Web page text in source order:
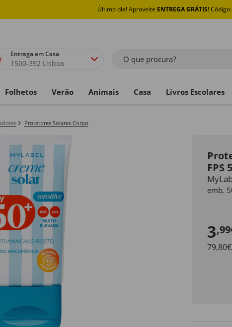
Último dia! Aproveite ENTREGA GRÁTIS!
Entrega em Casa
1500-392 Lisboa O que procura?
Folhetos Verão Animais Casa Livros Escolares
Protetores Solares Corpo
FPS
emb.
3